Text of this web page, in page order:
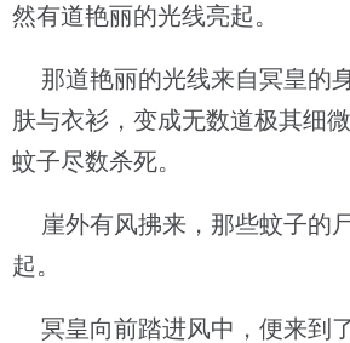
然有道艳丽的光线亮起。
那道艳丽的光线来自冥皇的
肤与衣衫，变成无数道极其细
蚊子尽数杀死。
崖外有风拂来，那些蚊子的
起。
冥皇向前踏进风中，便来到